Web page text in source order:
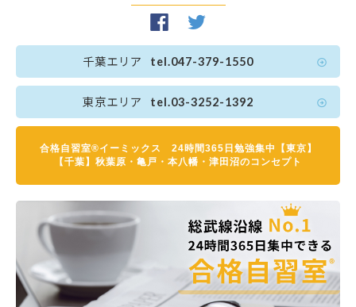
千葉エリア tel.047-379-1550
東京エリア tel.03-3252-1392
合格自習室®イーミックス 24時間365日勉強集中【東京】
【千葉】秋葉原・亀戸・本八幡・津田沼のコンセプト